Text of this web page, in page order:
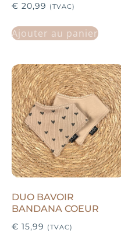
€ 20,99 (TVAC)
Ajouter au panier
DUO BAVOIR
BANDANA COEUR
€ 15,99 (TVAC)